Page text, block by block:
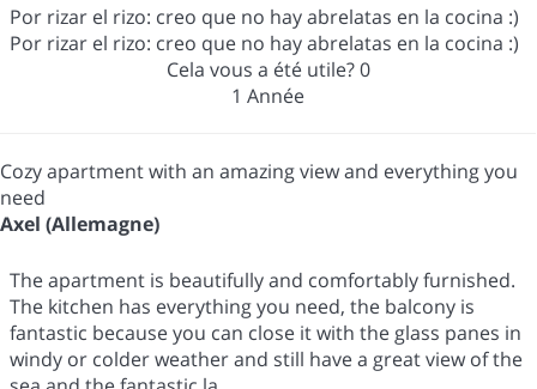
Por rizar el rizo: creo que no hay abrelatas en la cocina :)
Por rizar el rizo: creo que no hay abrelatas en la cocina :)
Cela vous a été utile?0
1 Année
Cozy apartment with an amazing view and everything you
need
Axel (Allemagne)
The apartment is beautifully and comfortably furnished.
The kitchen has everything you need, the balcony is
fantastic because you can close it with the glass panes in
windy or colder weather and still have a great view of the